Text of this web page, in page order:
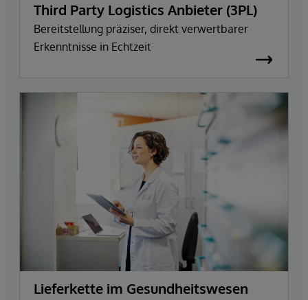
Third Party Logistics Anbieter (3PL)
Bereitstellung präziser, direkt verwertbarer
Erkenntnisse in Echtzeit
Lieferkette im Gesundheitswesen